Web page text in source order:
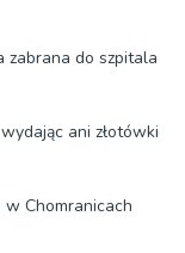
zabrana do szpitala
ani złotówki
Chomranicach